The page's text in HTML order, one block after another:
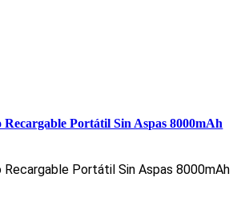
Portátil Sin Aspas 8000mAh
Recargable Portátil Sin Aspas 8000mAh